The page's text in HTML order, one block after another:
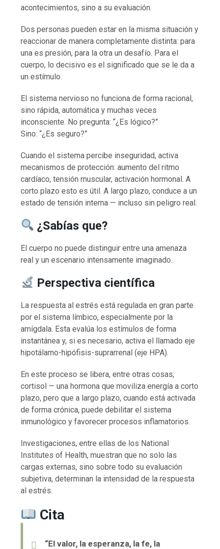
acontecimientos, sino a su evaluación.
Dos personas pueden estar en la misma situación y
reaccionar de manera completamente distinta: para
una es presión, para la otra un desafío. Para el
cuerpo, lo decisivo es el significado que se le da a
un estímulo.
El sistema nervioso no funciona de forma racional,
sino rápida, automática y muchas veces
inconsciente. No pregunta: “¿Es lógico?”
Sino: “¿Es seguro?”
Cuando el sistema percibe inseguridad, activa
mecanismos de protección: aumento del ritmo
cardíaco, tensión muscular, activación hormonal. A
corto plazo esto es útil. A largo plazo, conduce a un
estado de tensión interna — incluso sin peligro real.
¿Sabías que?
El cuerpo no puede distinguir entre una amenaza
real y un escenario intensamente imaginado.
Perspectiva científica
La respuesta al estrés está regulada en gran parte
por el sistema límbico, especialmente por la
amígdala. Esta evalúa los estímulos de forma
instantánea y, si es necesario, activa el llamado eje
hipotálamo-hipófisis-suprarrenal (eje HPA).
En este proceso se libera, entre otras cosas,
cortisol — una hormona que moviliza energía a corto
plazo, pero que a largo plazo, cuando está activada
de forma crónica, puede debilitar el sistema
inmunológico y favorecer procesos inflamatorios.
Investigaciones, entre ellas de los National
Institutes of Health, muestran que no solo las
cargas externas, sino sobre todo su evaluación
subjetiva, determinan la intensidad de la respuesta
al estrés.
Cita
“El valor, la esperanza, la fe, la